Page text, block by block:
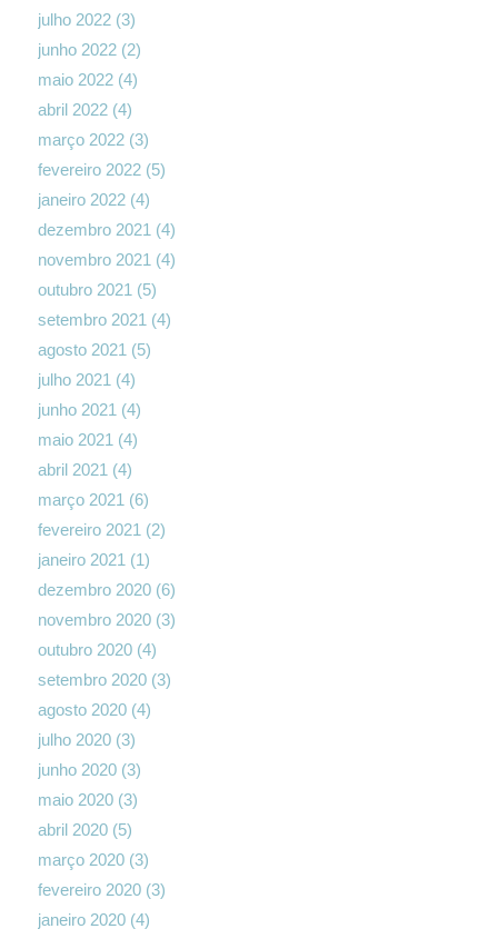
julho 2022(3)
junho 2022(2)
maio 2022(4)
abril 2022(4)
março 2022(3)
fevereiro 2022(5)
janeiro 2022(4)
dezembro 2021 (4)
novembro 2021 (4)
outubro 2021 (5)
setembro 2021 (4)
agosto 2021 (5)
julho 2021 (4)
junho 2021 (4)
maio 2021 (4)
abril 2021 (4)
março 2021 (6)
fevereiro 2021 (2)
janeiro 2021 (1)
dezembro 2020(6)
novembro 2020(3)
outubro 2020(4)
setembro 2020(3)
agosto 2020(4)
julho 2020(3)
junho 2020(3)
maio 2020(3)
abril 2020(5)
março 2020(3)
fevereiro 2020(3)
janeiro 2020(4)